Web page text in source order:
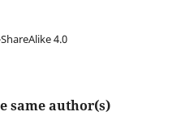
4.0
same author(s)